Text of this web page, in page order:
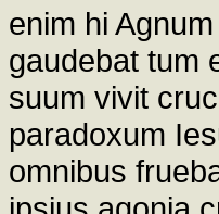
enim hi
gaudebat tum
suum vivit
paradoxum
omnibus